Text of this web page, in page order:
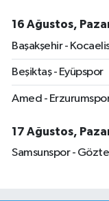
16 Ağustos,
Başakşehir -
Beşiktaş - Eyüpspor
Amed -
17 Ağustos,
Samsunspor -